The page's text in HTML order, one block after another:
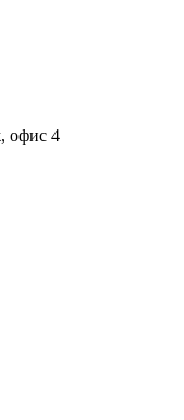
офис 4